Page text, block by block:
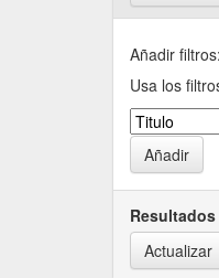
Añadir filtros:
Usa los